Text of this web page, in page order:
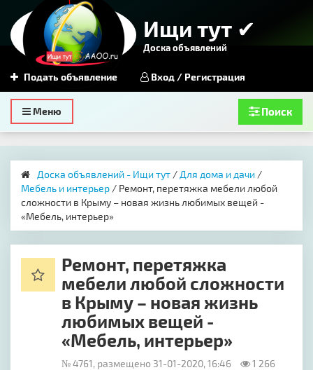
Ищи тут ✔
Доска объявлений
Подать объявление Вход / Регистрация
Toggle
navigation
Меню Поиск
Доска объявлений - Ищи тут / Для дома и дачи /
Мебель и интерьер / ​Ремонт, перетяжка мебели любой
сложности в Крыму – новая жизнь любимых вещей -
«Мебель, интерьер»
​Ремонт, перетяжка
мебели любой сложности
в Крыму – новая жизнь
любимых вещей -
«Мебель, интерьер»
№ 4761, размещено 31-01-2020, 16:46
1 266